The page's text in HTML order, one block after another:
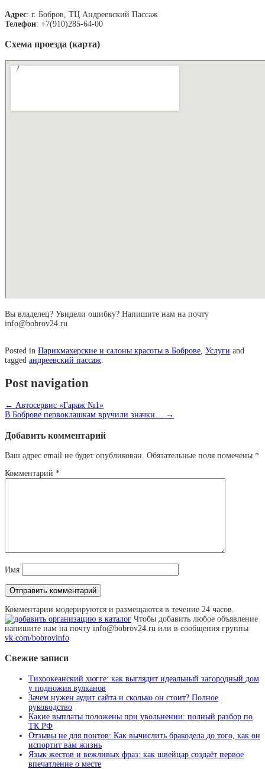
Адрес: г. Бобров, ТЦ Андреевский Пассаж
Телефон: +7(910)285-64-00
Схема проезда (карта)
Вы владелец? Увидели ошибку? Напишите нам на почту
info@bobrov24.ru
Posted in Парикмахерские и салоны красоты в Боброве, Услуги and
tagged андреевский пассаж.
Post navigation
← Автосервис «Гараж №1»
В Боброве первоклашкам вручили значки… →
Добавить комментарий
Ваш адрес email не будет опубликован. Обязательные поля помечены *
Комментарий *
Имя
Комментарии модерируются и размещаются в течение 24 часов.
Чтобы добавить любое объявление
напишите нам на почту info@bobrov24.ru или в сообщения группы
vk.com/bobrovinfo
Свежие записи
Тихоокеанский хюгге: как выглядит идеальный загородный дом
у подножия вулканов
Зачем нужен аудит сайта и сколько он стоит? Полное
руководство
Какие выплаты положены при увольнении: полный разбор по
ТК РФ
Отзывы не для понтов: Как вычислить бракодела до того, как он
испортит вам жизнь
Язык жестов и вежливых фраз: как швейцар создаёт первое
впечатление о месте